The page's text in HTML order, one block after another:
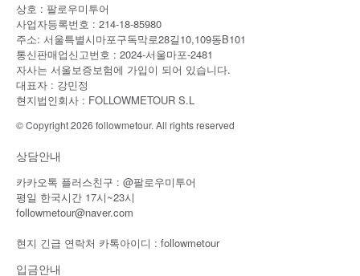
상호 : 팔로우미투어
사업자등록번호 : 214-18-85980
주소: 서울특별시마포구독막로28길10,109동B101
통신판매업신고번호 : 2024-서울마포-2481
자사는 서울보증보험에 가입이 되어 있습니다.
대표자 : 강민정
현지법인회사 : FOLLOWMETOUR S.L
© Copyright 2026 followmetour. All rights reserved
상담안내
카카오톡 플러스친구 : @팔로우미투어
평일 한국시간 17시~23시
followmetour@naver.com
현지 긴급 연락처 카톡아이디 : followmetour
입금안내